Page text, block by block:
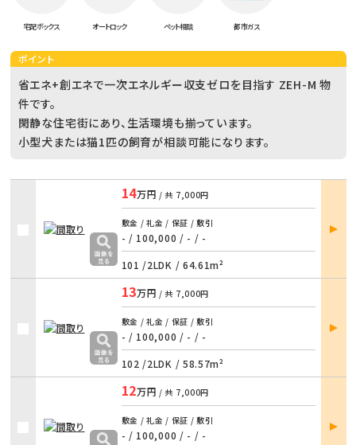
宅配ボックス オートロック ペット相談 都市ガス
ポイント
省エネ+創エネで一次エネルギー収支ゼロを目指す ZEH-M 物
件です。
閑静な住宅街にあり、生活環境も揃っています。
小型犬または猫1匹の飼育が相談可能になります。
14万円 / 共 7,000円
敷金 / 礼金 / 保証 / 敷引
- / 100,000 / - / -
101 /2LDK / 64.61m²
部屋
詳細
13万円 / 共 7,000円
敷金 / 礼金 / 保証 / 敷引
- / 100,000 / - / -
102 /2LDK / 58.57m²
部屋
詳細
12万円 / 共 7,000円
敷金 / 礼金 / 保証 / 敷引
- / 100,000 / - / -
部屋
詳細